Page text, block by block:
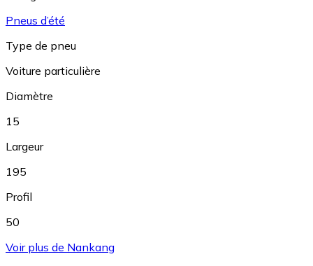
Pneus d’été
Type de pneu
Voiture particulière
Diamètre
15
Largeur
195
Profil
50
Voir plus de Nankang